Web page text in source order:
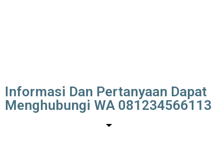
Informasi Dan Pertanyaan Dapat
Menghubungi WA 081234566113